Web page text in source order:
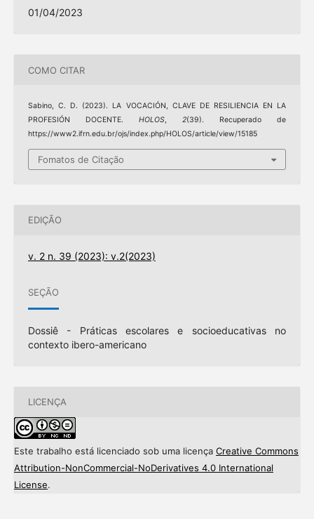
01/04/2023
COMO CITAR
Sabino, C. D. (2023). LA VOCACIÓN, CLAVE DE RESILIENCIA EN LA
PROFESIÓN DOCENTE. HOLOS,2(39). Recuperado de
https://www2.ifrn.edu.br/ojs/index.php/HOLOS/article/view/15185
Fomatos de Citação
EDIÇÃO
v. 2 n. 39 (2023): v.2(2023)
SEÇÃO
Dossiê - Práticas escolares e socioeducativas no
contexto ibero-americano
LICENÇA
Este trabalho está licenciado sob uma licença Creative Commons
Attribution-NonCommercial-NoDerivatives 4.0 International
License.